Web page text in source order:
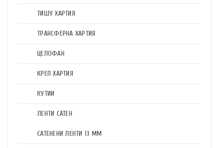
ТИШУ ХАРТИЯ
ТРАНСФЕРНА ХАРТИЯ
ЦЕЛОФАН
КРЕП ХАРТИЯ
КУТИИ
ЛЕНТИ САТЕН
САТЕНЕНИ ЛЕНТИ 13 ММ